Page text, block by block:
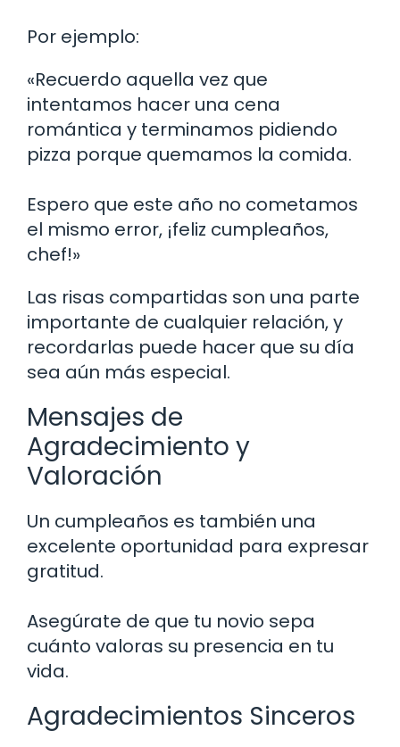
Por ejemplo:
«Recuerdo aquella vez que
intentamos hacer una cena
romántica y terminamos pidiendo
pizza porque quemamos la comida.
Espero que este año no cometamos
el mismo error, ¡feliz cumpleaños,
chef!»
Las risas compartidas son una parte
importante de cualquier relación, y
recordarlas puede hacer que su día
sea aún más especial.
Mensajes de
Agradecimiento y
Valoración
Un cumpleaños es también una
excelente oportunidad para expresar
gratitud.
Asegúrate de que tu novio sepa
cuánto valoras su presencia en tu
vida.
Agradecimientos Sinceros